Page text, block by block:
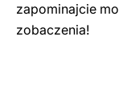
zapominajcie
zobaczenia!